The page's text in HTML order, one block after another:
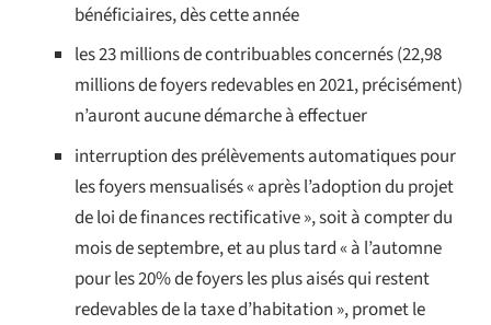
bénéficiaires, dès cette année
les 23 millions de contribuables concernés (22,98
millions de foyers redevables en 2021, précisément)
n’auront aucune démarche à effectuer
interruption des prélèvements automatiques pour
les foyers mensualisés « après l’adoption du projet
de loi de finances rectificative », soit à compter du
mois de septembre, et au plus tard « à l’automne
pour les 20% de foyers les plus aisés qui restent
redevables de la taxe d’habitation », promet le